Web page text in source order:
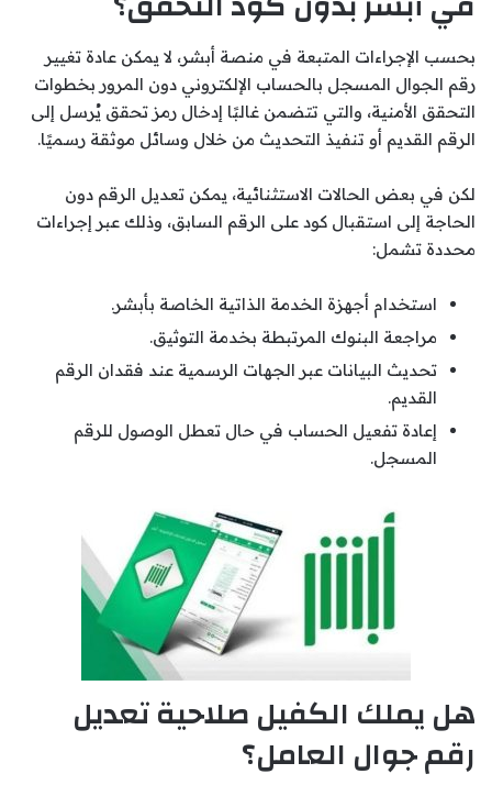
بحسب الإجراءات المتبعة في منصة أبشر، لا يمكن عادة تغيير
رقم الجوال المسجل بالحساب الإلكتروني دون المرور بخطوات
التحقق الأمنية، والتي تتضمن غالبًا إدخال رمز تحقق يُرسل إلى
الرقم القديم أو تنفيذ التحديث من خلال وسائل موثقة رسميًا.
لكن في بعض الحالات الاستثنائية، يمكن تعديل الرقم دون
الحاجة إلى استقبال كود على الرقم السابق، وذلك عبر إجراءات
محددة تشمل:
استخدام أجهزة الخدمة الذاتية الخاصة بأبشر.
مراجعة البنوك المرتبطة بخدمة التوثيق.
تحديث البيانات عبر الجهات الرسمية عند فقدان الرقم
القديم.
إعادة تفعيل الحساب في حال تعطل الوصول للرقم
المسجل.
هل يملك الكفيل صلاحية تعديل
رقم جوال العامل؟